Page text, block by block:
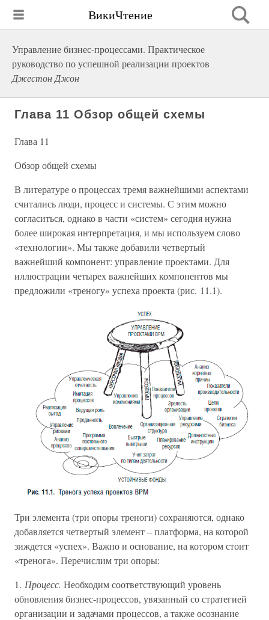
ВикиЧтение
Управление бизнес-процессами. Практическое
руководство по успешной реализации проектов
Джестон Джон
Глава 11 Обзор общей схемы
Глава 11
Обзор общей схемы
В литературе о процессах тремя важнейшими аспектами
считались люди, процесс и системы. С этим можно
согласиться, однако в части «систем» сегодня нужна
более широкая интерпретация, и мы используем слово
«технологии». Мы также добавили четвертый
важнейший компонент: управление проектами. Для
иллюстрации четырех важнейших компонентов мы
предложили «треногу» успеха проекта (рис. 11.1).
Три элемента (три опоры треноги) сохраняются, однако
добавляется четвертый элемент – платформа, на которой
зиждется «успех». Важно и основание, на котором стоит
«тренога». Перечислим три опоры:
1. Процесс. Необходим соответствующий уровень
обновления бизнес-процессов, увязанный со стратегией
организации и задачами процессов, а также осознание